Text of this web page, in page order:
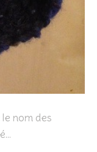
nom des